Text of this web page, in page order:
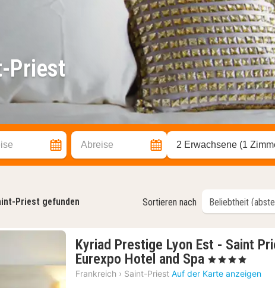
Priest
Abreise 2 Erwachsene (1
Priest gefunden Sortieren nach
Kyriad Prestige Lyon Est - Saint
Eurexpo Hotel and Spa 1
Nacht
, 4 Sterne
Frankreich › Saint-Priest Auf der Karte anzeigen